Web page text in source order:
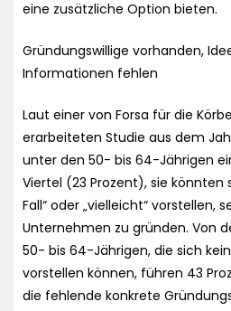
eine zusätzliche Option bieten.
Gründungswillige vorhanden,
Informationen fehlen
Laut einer von Forsa für die
erarbeiteten Studie aus dem
unter den 50- bis 64-Jährigen
Viertel (23 Prozent), sie könnten
Fall“ oder „vielleicht“ vorstellen,
Unternehmen zu gründen. Von
50- bis 64-Jährigen, die sich
vorstellen können, führen 43
die fehlende konkrete